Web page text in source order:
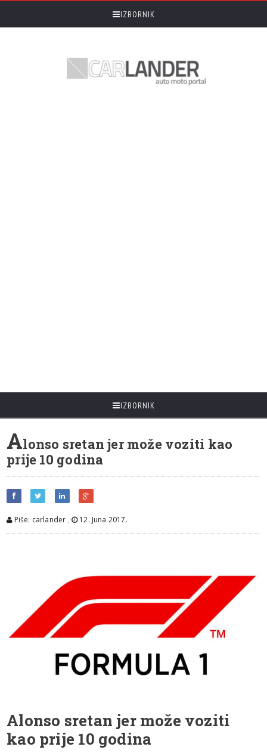
IZBORNIK
IZBORNIK
Alonso sretan jer može voziti kao
prije 10 godina
Piše: carlander , 12. Juna 2017.
Alonso sretan jer može voziti
kao prije 10 godina